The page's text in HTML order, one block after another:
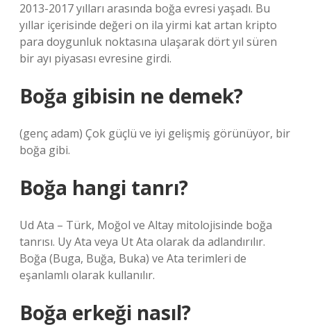
2013-2017 yılları arasında boğa evresi yaşadı. Bu
yıllar içerisinde değeri on ila yirmi kat artan kripto
para doygunluk noktasına ulaşarak dört yıl süren
bir ayı piyasası evresine girdi.
Boğa gibisin ne demek?
(genç adam) Çok güçlü ve iyi gelişmiş görünüyor, bir
boğa gibi.
Boğa hangi tanrı?
Ud Ata – Türk, Moğol ve Altay mitolojisinde boğa
tanrısı. Uy Ata veya Ut Ata olarak da adlandırılır.
Boğa (Buga, Buğa, Buka) ve Ata terimleri de
eşanlamlı olarak kullanılır.
Boğa erkeği nasıl?